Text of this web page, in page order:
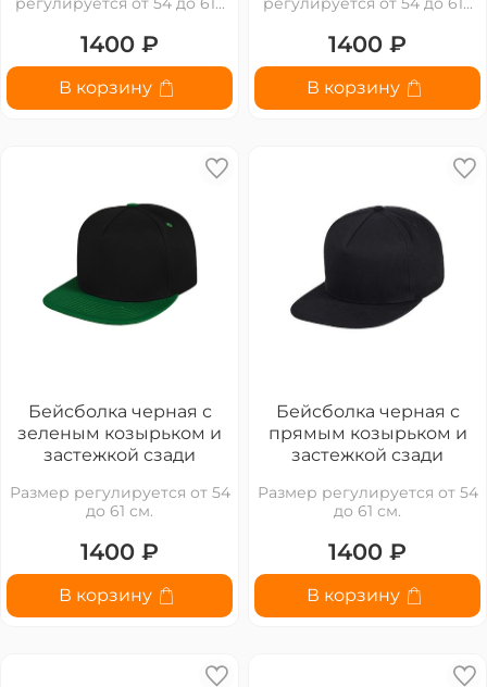
1400 ₽
В корзину
1400 ₽
В корзину
Бейсболка черная с
зеленым козырьком и
застежкой сзади
Размер регулируется от 54
до 61 см.
1400 ₽
В корзину
Бейсболка черная с
прямым козырьком и
застежкой сзади
Размер регулируется от 54
до 61 см.
1400 ₽
В корзину